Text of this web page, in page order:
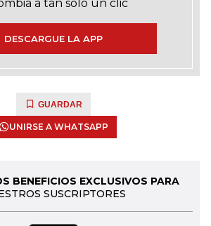
a tan solo un clic
DESCARGUE LA APP
GUARDAR
UNIRSE A WHATSAPP
BENEFICIOS EXCLUSIVOS PARA
SUSCRIPTORES